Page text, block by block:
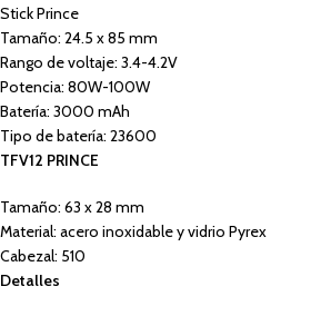
Stick Prince
Tamaño: 24.5 x 85 mm
Rango de voltaje: 3.4-4.2V
Potencia: 80W-100W
Batería: 3000 mAh
Tipo de batería: 23600
TFV12 PRINCE
Tamaño: 63 x 28 mm
Material: acero inoxidable y vidrio Pyrex
Cabezal: 510
Detalles